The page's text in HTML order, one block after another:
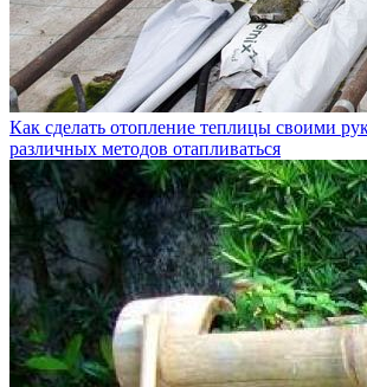
Как сделать отопление теплицы своими
различных методов отапливаться